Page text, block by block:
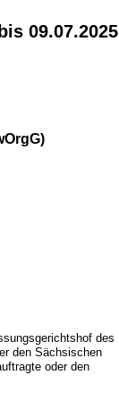
09.07.2025
des
den Sächsischen
oder den